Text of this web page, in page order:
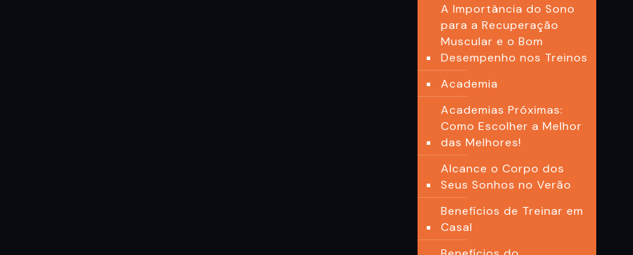
A Importância do Sono
para a Recuperação
Muscular e o Bom
Desempenho nos Treinos
Academia
Academias Próximas:
Como Escolher a Melhor
das Melhores!
Alcance o Corpo dos
Seus Sonhos no Verão
Benefícios de Treinar em
Casal